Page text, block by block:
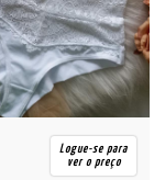
Logue-se para
ver o preço